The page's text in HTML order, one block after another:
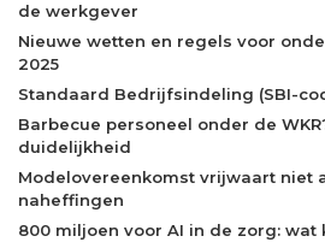
de werkgever
Nieuwe wetten en regels voor
2025
Standaard Bedrijfsindeling (SBI-
Barbecue personeel onder de
duidelijkheid
Modelovereenkomst vrijwaart niet
naheffingen
800 miljoen voor AI in de zorg: wat